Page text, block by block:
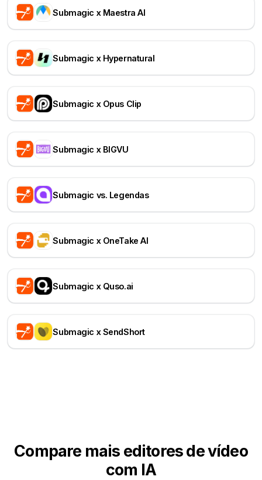
Submagic x Maestra AI
Submagic x Hypernatural
Submagic x Opus Clip
Submagic x BIGVU
Submagic vs. Legendas
Submagic x OneTake AI
Submagic x Quso.ai
Submagic x SendShort
Compare mais editores de vídeo
com IA